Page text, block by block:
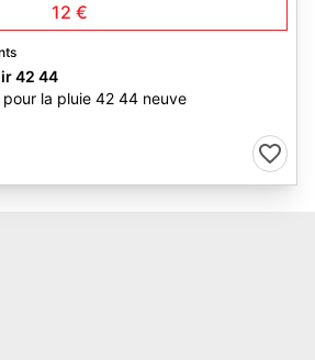
12 €
42 44
pour la pluie 42 44 neuve